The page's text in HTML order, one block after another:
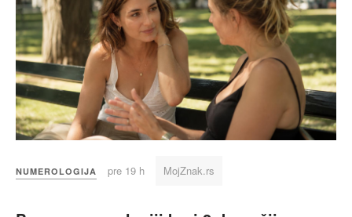
NUMEROLOGIJA pre 19 h MojZnak.rs